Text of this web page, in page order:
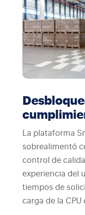
La plataforma
sobrealimentó
control de
experiencia del
tiempos de
carga de la CPU